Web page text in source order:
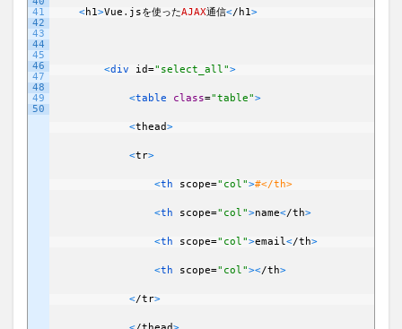
41
42
43
44
45
46
47
48
49
50
<h1>Vue . jsを使ったAJAX通信</ h1>
<div id="select_all">
<table class="table">
<thead>
<tr>
<th scope="col">#</th>
<th scope="col">name</th>
<th scope="col">email</th>
<th scope="col"></th>
</tr>